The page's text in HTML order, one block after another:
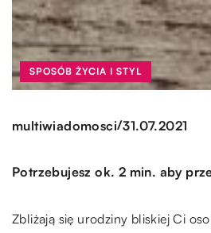
SPOSÓB ŻYCIA I STYL
multiwiadomosci/31.07.2021
Potrzebujesz ok. 2 min. aby
Zbliżają się urodziny bliskiej Ci